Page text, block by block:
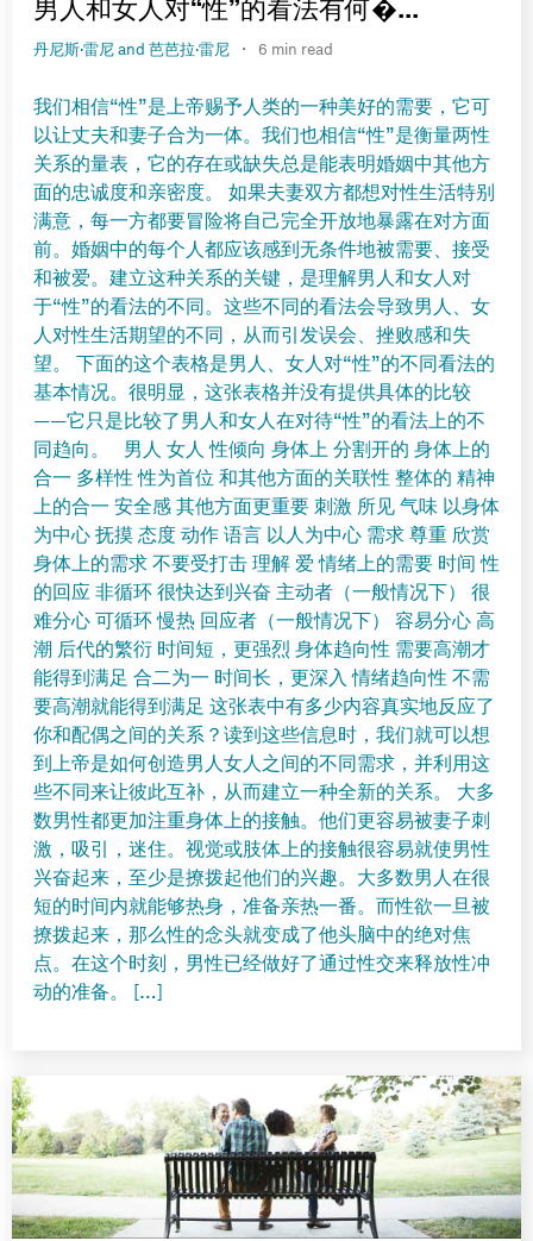
男人和女人对“性”的看法有何�...
丹尼斯·雷尼 and 芭芭拉·雷尼 · 6 min read
我们相信“性”是上帝赐予人类的一种美好的需要，它可
以让丈夫和妻子合为一体。我们也相信“性”是衡量两性
关系的量表，它的存在或缺失总是能表明婚姻中其他方
面的忠诚度和亲密度。 如果夫妻双方都想对性生活特别
满意，每一方都要冒险将自己完全开放地暴露在对方面
前。婚姻中的每个人都应该感到无条件地被需要、接受
和被爱。建立这种关系的关键，是理解男人和女人对
于“性”的看法的不同。这些不同的看法会导致男人、女
人对性生活期望的不同，从而引发误会、挫败感和失
望。 下面的这个表格是男人、女人对“性”的不同看法的
基本情况。很明显，这张表格并没有提供具体的比较
——它只是比较了男人和女人在对待“性”的看法上的不
同趋向。 男人 女人 性倾向 身体上 分割开的 身体上的
合一 多样性 性为首位 和其他方面的关联性 整体的 精神
上的合一 安全感 其他方面更重要 刺激 所见 气味 以身体
为中心 抚摸 态度 动作 语言 以人为中心 需求 尊重 欣赏
身体上的需求 不要受打击 理解 爱 情绪上的需要 时间 性
的回应 非循环 很快达到兴奋 主动者（一般情况下） 很
难分心 可循环 慢热 回应者（一般情况下） 容易分心 高
潮 后代的繁衍 时间短，更强烈 身体趋向性 需要高潮才
能得到满足 合二为一 时间长，更深入 情绪趋向性 不需
要高潮就能得到满足 这张表中有多少内容真实地反应了
你和配偶之间的关系？读到这些信息时，我们就可以想
到上帝是如何创造男人女人之间的不同需求，并利用这
些不同来让彼此互补，从而建立一种全新的关系。 大多
数男性都更加注重身体上的接触。他们更容易被妻子刺
激，吸引，迷住。视觉或肢体上的接触很容易就使男性
兴奋起来，至少是撩拨起他们的兴趣。大多数男人在很
短的时间内就能够热身，准备亲热一番。而性欲一旦被
撩拨起来，那么性的念头就变成了他头脑中的绝对焦
点。在这个时刻，男性已经做好了通过性交来释放性冲
动的准备。 […]